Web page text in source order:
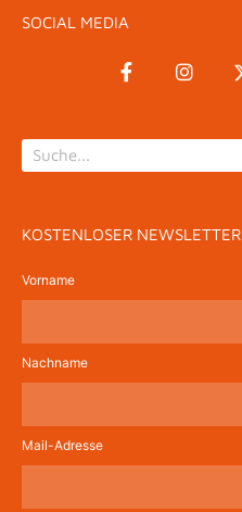
SOCIAL MEDIA
KOSTENLOSER NEWSLETTER
Vorname
Nachname
Mail-Adresse